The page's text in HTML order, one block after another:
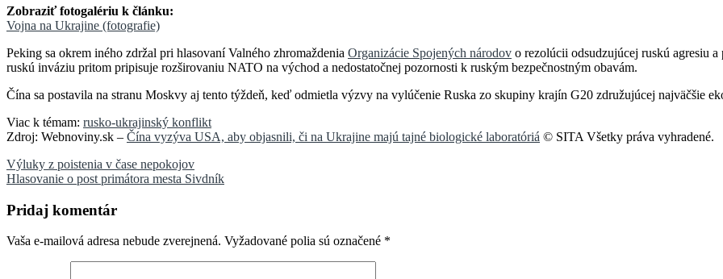
Zobraziť fotogalériu k článku:
Vojna na Ukrajine (fotografie)
Peking sa okrem iného zdržal pri hlasovaní Valného zhromaždenia Organizácie Spojených národov o rezolúcii odsudzujúcej ruskú agresiu
ruskú inváziu pritom pripisuje rozširovaniu NATO na východ a nedostatočnej pozornosti k ruským bezpečnostným obavám.
Čína sa postavila na stranu Moskvy aj tento týždeň, keď odmietla výzvy na vylúčenie Ruska zo skupiny krajín G20 združujúcej najväčšie
Viac k témam: rusko-ukrajinský konflikt
Zdroj: Webnoviny.sk – Čína vyzýva USA, aby objasnili, či na Ukrajine majú tajné biologické laboratóriá © SITA Všetky práva vyhradené.
Navigácia
v
článku
Výluky z poistenia v čase nepokojov
Hlasovanie o post primátora mesta Sivdník
Pridaj komentár
Vaša e-mailová adresa nebude zverejnená. Vyžadované polia sú označené *